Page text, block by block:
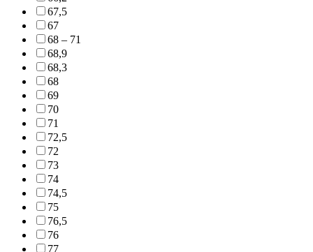
67,5
67
68 – 71
68,9
68,3
68
69
70
71
72,5
72
73
74
74,5
75
76,5
76
77